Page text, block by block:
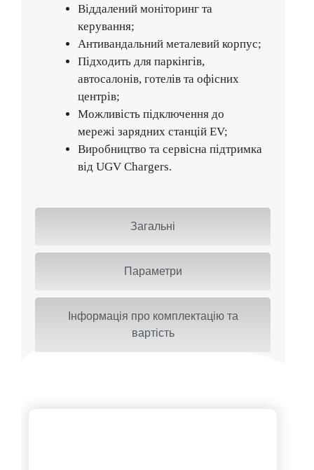
Загальні
Параметри
Інформація про комплектацію та
вартість
Віддалений моніторинг та
керування;
Антивандальний металевий корпус;
Підходить для паркінгів,
автосалонів, готелів та офісних
центрів;
Можливість підключення до
мережі зарядних станцій EV;
Виробництво та сервісна підтримка
від UGV Chargers.